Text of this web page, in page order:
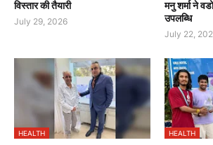
विस्तार की तैयारी
July 29, 2026
मनु शर्मा ने
उपलब्धि
July 22,
HEALTH HEALTH